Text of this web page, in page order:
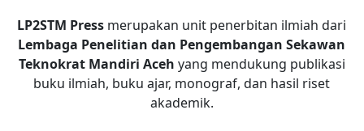
LP2STM Press merupakan unit penerbitan ilmiah dari
Lembaga Penelitian dan Pengembangan Sekawan
Teknokrat Mandiri Aceh yang mendukung publikasi
buku ilmiah, buku ajar, monograf, dan hasil riset
akademik.